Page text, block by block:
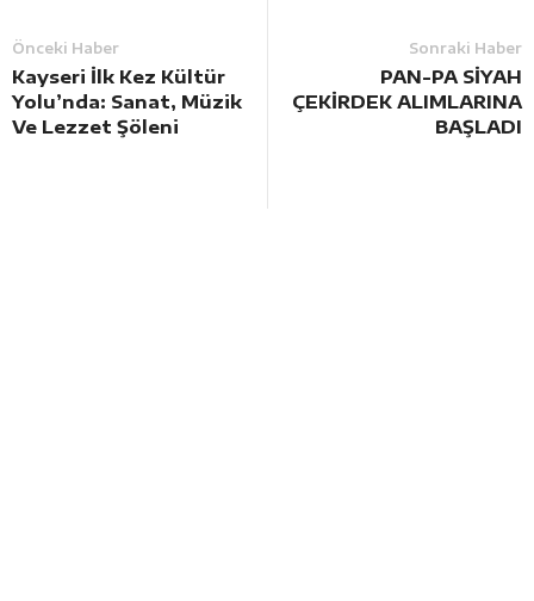
Önceki Haber
Kayseri İlk Kez Kültür
Yolu’nda: Sanat, Müzik
Ve Lezzet Şöleni
Sonraki Haber
PAN-PA SİYAH
ÇEKİRDEK ALIMLARINA
BAŞLADI